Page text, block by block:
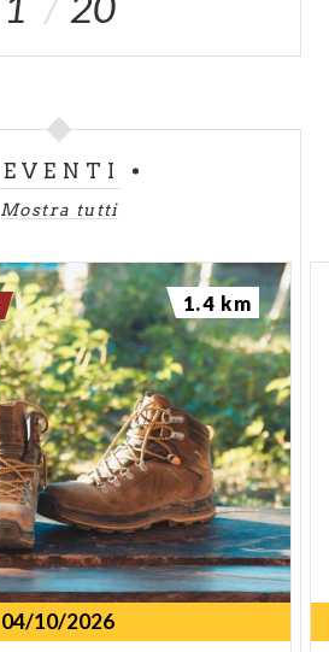
EVENTI
Mostra tutti
04/10/2026
1.4 km